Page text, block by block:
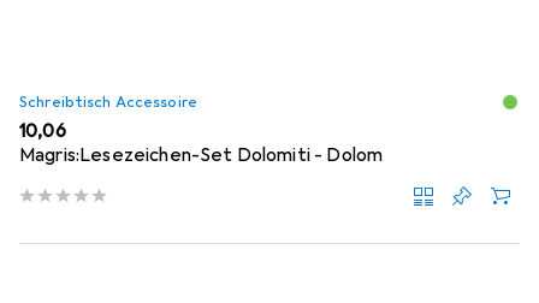
Schreibtisch Accessoire
EUR
10,06
Magris:Lesezeichen-Set Dolomiti - Dolom